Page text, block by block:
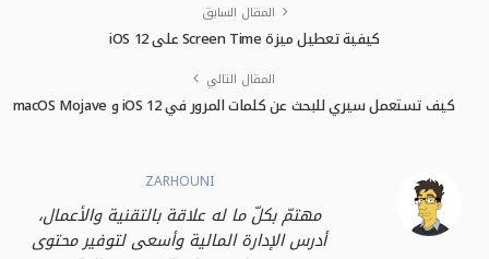
المقال السابق
كيفية تعطيل ميزة Screen Time على iOS 12
المقال التالي
كيف تستعمل سيري للبحث عن كلمات المرور في iOS 12 و macOS Mojave
ZARHOUNI
مهتمّ بكلّ ما له علاقة بالتقنية والأعمال،
أدرس الإدارة المالية وأسعى لتوفير محتوى